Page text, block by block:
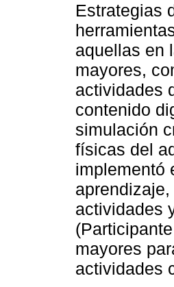
Estrategias
aquellas en
mayores,
actividades
contenido
simulación
físicas del
implementó
actividades
mayores
actividades